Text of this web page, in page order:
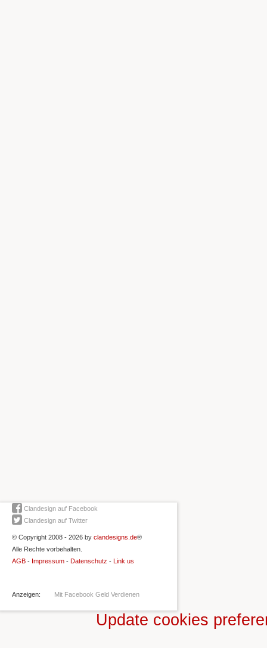
Clandesign auf Facebook
Clandesign auf Twitter
© Copyright 2008 - 2026 by clandesigns.de®
Alle Rechte vorbehalten.
AGB - Impressum - Datenschutz - Link us
Anzeigen: Mit Facebook Geld Verdienen
Update cookies